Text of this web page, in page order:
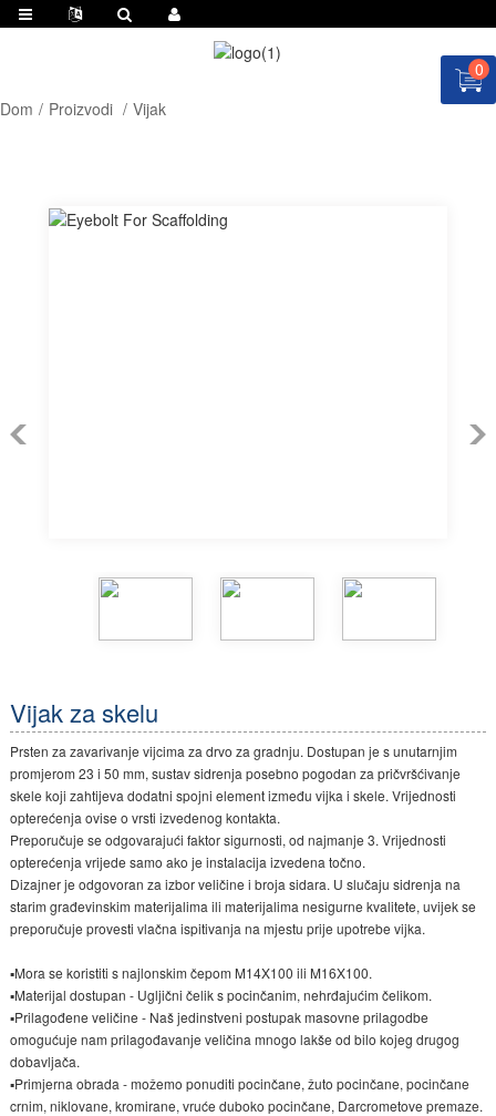
0
Dom
Proizvodi Vijak
Vijak za skelu
Prsten za zavarivanje vijcima za drvo za gradnju. Dostupan je s unutarnjim
promjerom 23 i 50 mm, sustav sidrenja posebno pogodan za pričvršćivanje
skele koji zahtijeva dodatni spojni element između vijka i skele. Vrijednosti
opterećenja ovise o vrsti izvedenog kontakta.
Preporučuje se odgovarajući faktor sigurnosti, od najmanje 3. Vrijednosti
opterećenja vrijede samo ako je instalacija izvedena točno.
Dizajner je odgovoran za izbor veličine i broja sidara. U slučaju sidrenja na
starim građevinskim materijalima ili materijalima nesigurne kvalitete, uvijek se
preporučuje provesti vlačna ispitivanja na mjestu prije upotrebe vijka.
▪Mora se koristiti s najlonskim čepom M14X100 ili M16X100.
▪Materijal dostupan - Ugljični čelik s pocinčanim, nehrđajućim čelikom.
▪Prilagođene veličine - Naš jedinstveni postupak masovne prilagodbe
omogućuje nam prilagođavanje veličina mnogo lakše od bilo kojeg drugog
dobavljača.
▪Primjerna obrada - možemo ponuditi pocinčane, žuto pocinčane, pocinčane
crnim, niklovane, kromirane, vruće duboko pocinčane, Darcrometove premaze.